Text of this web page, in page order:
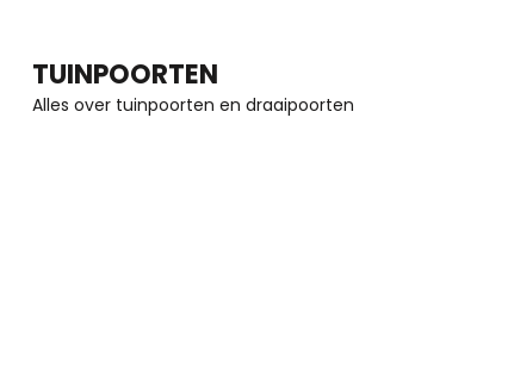
naar
inhoud
TUINPOORTEN
Alles over tuinpoorten en draaipoorten